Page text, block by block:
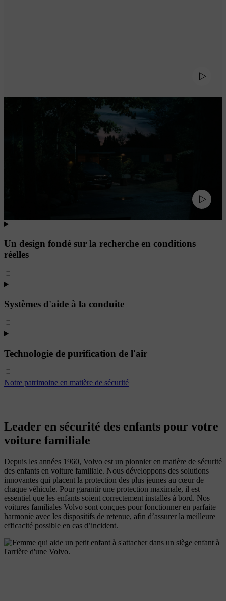
Un design fondé sur la recherche en conditions
réelles
Systèmes d'aide à la conduite
Technologie de purification de l'air
Notre patrimoine en matière de sécurité
Leader en sécurité des enfants pour votre
voiture familiale
Depuis les années 1960, Volvo est un pionnier en matière de sécurité
des enfants en voiture familiale. Nous développons des solutions
innovantes qui placent la protection des plus jeunes au cœur de
chaque véhicule. Pour garantir une protection maximale, il est
essentiel que les enfants soient correctement installés à bord. Nos
voitures familiales Volvo sont conçues pour fonctionner en parfaite
harmonie avec les dispositifs de retenue, afin d’assurer la meilleure
efficacité possible en cas d’incident.